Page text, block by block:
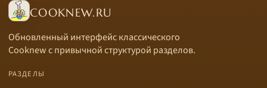
COOKNEW.RU
Обновленный интерфейс классического
Cooknew с привычной структурой разделов.
РАЗДЕЛЫ